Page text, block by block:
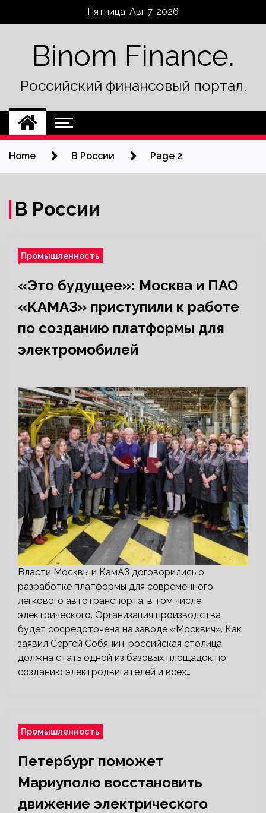
Пятница, Авг 7, 2026
Binom Finance.
Российский финансовый портал.
Home В России Page 2
В России
Промышленность
«Это будущее»: Москва и ПАО
«КАМАЗ» приступили к работе
по созданию платформы для
электромобилей
Власти Москвы и КамАЗ договорились о
разработке платформы для современного
легкового автотранспорта, в том числе
электрического. Организация производства
будет сосредоточена на заводе «Москвич». Как
заявил Сергей Собянин, российская столица
должна стать одной из базовых площадок по
созданию электродвигателей и всех…
Промышленность
Петербург поможет
Мариуполю восстановить
движение электрического